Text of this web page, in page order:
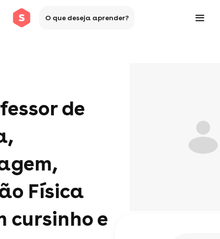
O que deseja aprender?
de
Física
cursinho e